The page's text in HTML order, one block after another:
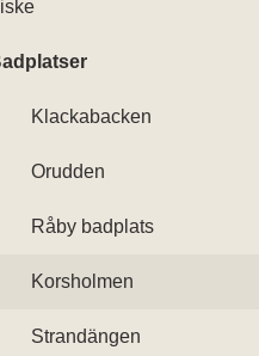
Klackabacken
Orudden
Råby badplats
Korsholmen
Strandängen